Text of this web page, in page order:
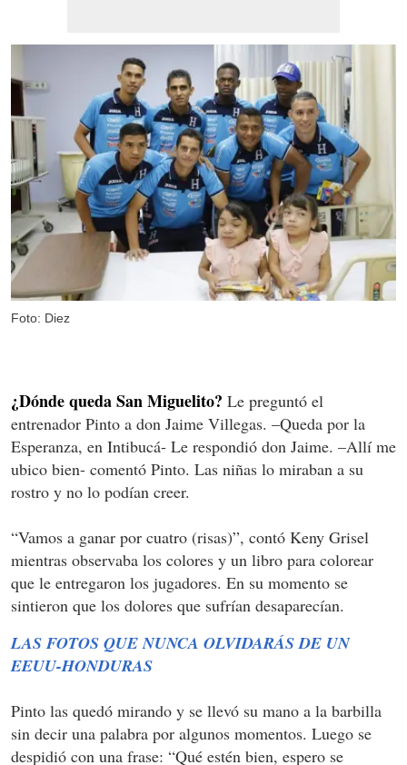
Foto: Diez
¿Dónde queda San Miguelito? Le preguntó el
entrenador Pinto a don Jaime Villegas. –Queda por la
Esperanza, en Intibucá- Le respondió don Jaime. –Allí me
ubico bien- comentó Pinto. Las niñas lo miraban a su
rostro y no lo podían creer.
“Vamos a ganar por cuatro (risas)”, contó Keny Grisel
mientras observaba los colores y un libro para colorear
que le entregaron los jugadores. En su momento se
sintieron que los dolores que sufrían desaparecían.
LAS FOTOS QUE NUNCA OLVIDARÁS DE UN
EEUU-HONDURAS
Pinto las quedó mirando y se llevó su mano a la barbilla
sin decir una palabra por algunos momentos. Luego se
despidió con una frase: “Qué estén bien, espero se